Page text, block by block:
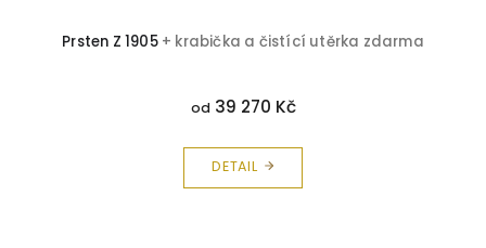
Prsten Z 1905 + krabička a čistící utěrka zdarma
od39 270 Kč
DETAIL